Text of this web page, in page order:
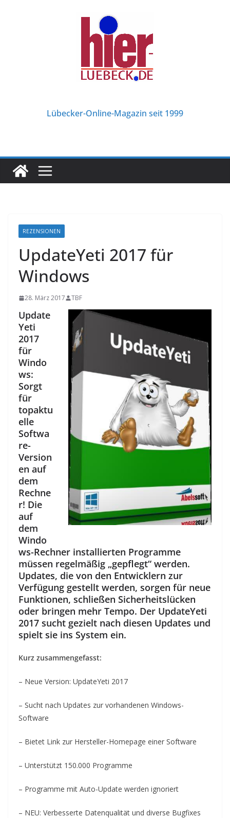
Lübecker-Online-Magazin seit 1999
REZENSIONEN
UpdateYeti 2017 für
Windows
28. März 2017 TBF
Update
Yeti
2017
für
Windo
ws:
Sorgt
für
topaktu
elle
Softwa
re-
Version
en auf
dem
Rechne
r! Die
auf
dem
Windo
ws-Rechner installierten Programme
müssen regelmäßig „gepflegt“ werden.
Updates, die von den Entwicklern zur
Verfügung gestellt werden, sorgen für neue
Funktionen, schließen Sicherheitslücken
oder bringen mehr Tempo. Der UpdateYeti
2017 sucht gezielt nach diesen Updates und
spielt sie ins System ein.
Kurz zusammengefasst:
– Neue Version: UpdateYeti 2017
– Sucht nach Updates zur vorhandenen Windows-
Software
– Bietet Link zur Hersteller-Homepage einer Software
– Unterstützt 150.000 Programme
– Programme mit Auto-Update werden ignoriert
– NEU: Verbesserte Datenqualität und diverse Bugfixes